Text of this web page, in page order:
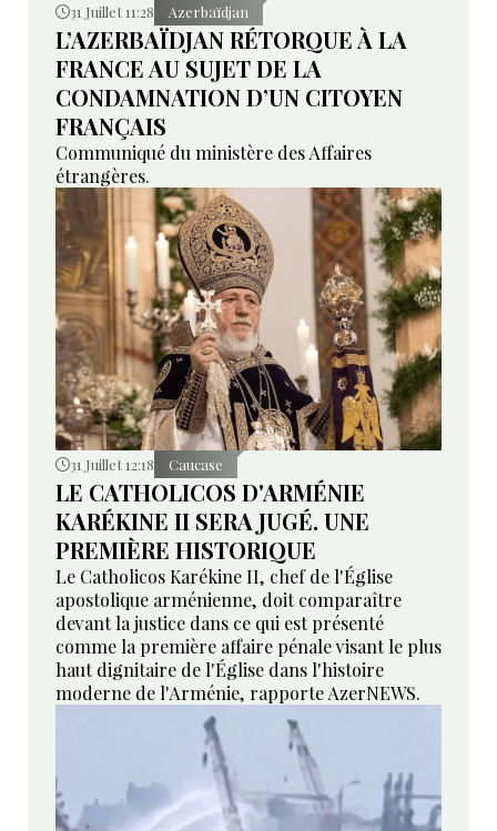
31 Juillet 11:28 Azerbaïdjan
L’AZERBAÏDJAN RÉTORQUE À LA
FRANCE AU SUJET DE LA
CONDAMNATION D’UN CITOYEN
FRANÇAIS
Communiqué du ministère des Affaires
étrangères.
31 Juillet 12:18 Caucase
LE CATHOLICOS D'ARMÉNIE
KARÉKINE II SERA JUGÉ. UNE
PREMIÈRE HISTORIQUE
Le Catholicos Karékine II, chef de l'Église
apostolique arménienne, doit comparaître
devant la justice dans ce qui est présenté
comme la première affaire pénale visant le plus
haut dignitaire de l'Église dans l'histoire
moderne de l'Arménie, rapporte AzerNEWS.